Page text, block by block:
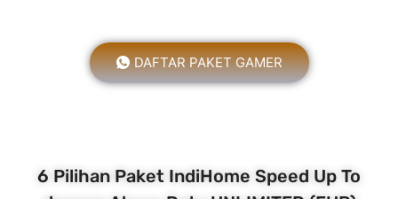
DAFTAR PAKET GAMER
6 Pilihan Paket IndiHome Speed Up To